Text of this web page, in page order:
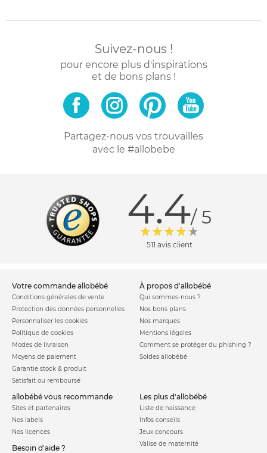
Suivez-nous !
pour encore plus d'inspirations
et de bons plans !
Partagez-nous vos trouvailles
avec le #allobebe
4.4/ 5
511 avis client
votre commande allobébé
Conditions générales de vente
Protection des données personnelles
Personnaliser les cookies
Politique de cookies
Modes de livraison
Moyens de paiement
Garantie stock & produit
Satisfait ou remboursé
à propos d'allobébé
Qui sommes-nous ?
Nos bons plans
Nos marques
Mentions légales
Comment se protéger du phishing ?
Soldes allobébé
allobébé vous recommande
Sites et partenaires
Nos labels
Nos licences
Besoin d'aide ?
les plus d'allobébé
Liste de naissance
Infos conseils
Jeux concours
Valise de maternité